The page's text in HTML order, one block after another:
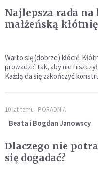
Najlepsza rada na
małżeńską kłótnię
Warto się (dobrze) kłócić.
prowadzić tak, aby nie
Każdą da się zakończyć
10 lat temu PORADNIA
Beata i Bogdan Janowscy
Dlaczego nie
się dogadać?